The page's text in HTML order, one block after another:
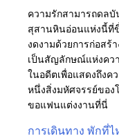
ความรักสามารถดล
สุสานหินอ่อนแห่งนี้ที่
งดงามด้วยการก่อส
เป็นสัญลักษณ์แห่งคว
ในอดีตเพื่อแสดงถึง
หนึ่งสิ่งมหัศจรรย์ของ
ขอแฟนแต่งงานที่นี่
การเดินทาง พักที่ไ